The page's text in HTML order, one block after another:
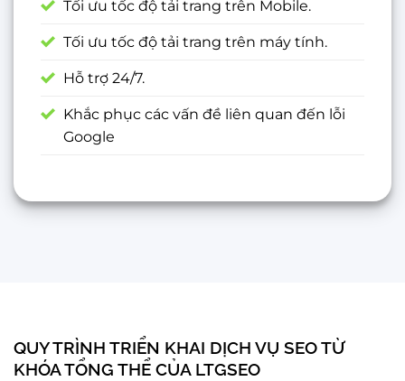
Tối ưu tốc độ tải trang trên Mobile.
Tối ưu tốc độ tải trang trên máy tính.
Hỗ trợ 24/7.
Khắc phục các vấn đề liên quan đến lỗi
Google
QUY TRÌNH TRIỂN KHAI DỊCH VỤ SEO TỪ
KHÓA TỔNG THỂ CỦA LTGSEO